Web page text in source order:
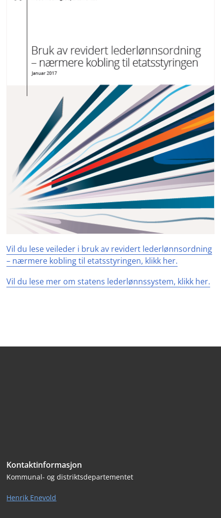
Vil du lese veileder i bruk av revidert lederlønnsordning
– nærmere kobling til etatsstyringen, klikk her.
Vil du lese mer om statens lederlønnssystem, klikk her.
Kontaktinformasjon
Kommunal- og distriktsdepartementet
Henrik Enevold